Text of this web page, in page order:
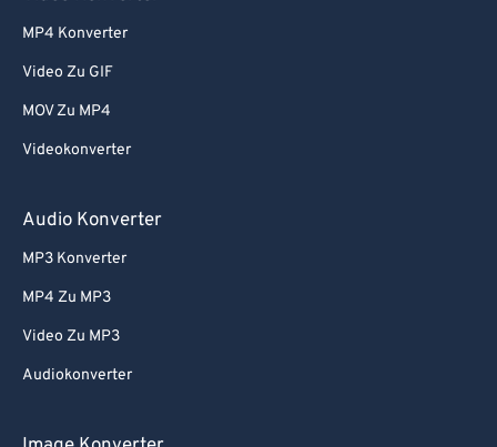
MP4 Konverter
Video Zu GIF
MOV Zu MP4
Videokonverter
Audio Konverter
MP3 Konverter
MP4 Zu MP3
Video Zu MP3
Audiokonverter